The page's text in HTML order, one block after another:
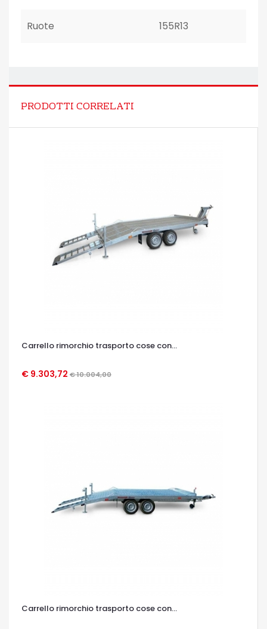
Ruote 155R13
PRODOTTI CORRELATI
Carrello rimorchio trasporto cose con...
€ 9.303,72 € 10.004,00
OCCHIATA VELOCE
Carrello rimorchio trasporto cose con...